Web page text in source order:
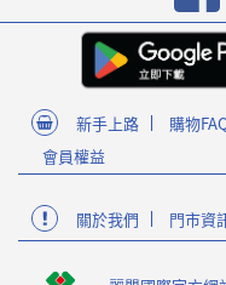
新手上路 購物
會員權益
關於我們 門市資